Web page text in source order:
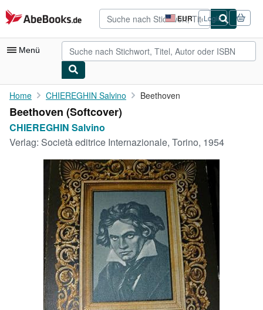
Zum Hauptinhalt
AbeBooks.de EUR
Seite
der
Einkaufseinstellungen.
Login
Menü
Nutzerkonto
Meine Bestellungen
Antiquarische Bücher
Kunst & Sammlerstücke
Verkäufer werden
SCHLIESSEN
Home CHIEREGHIN Salvino Beethoven
Beethoven (Softcover)
CHIEREGHIN Salvino
Verlag: Società editrice Internazionale, Torino, 1954